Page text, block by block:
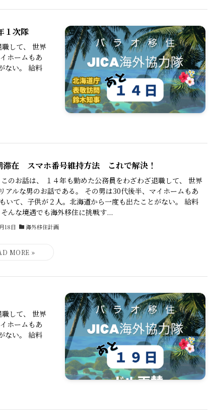
次隊
して、 世界
ホームもあ
ない。 給料
滞在 スマホ番号維持方法 これで解決！
のお話は、 １４年も勤めた公務員をわざわざ退職して、 世界
アルな男のお話である。 その男は30代後半、マイホームもあ
いて、子供が２人。北海道から一度も出たことがない。 給料
んな境遇でも海外移住に挑戦す...
18日 海外移住計画
して、 世界
ホームもあ
ない。 給料